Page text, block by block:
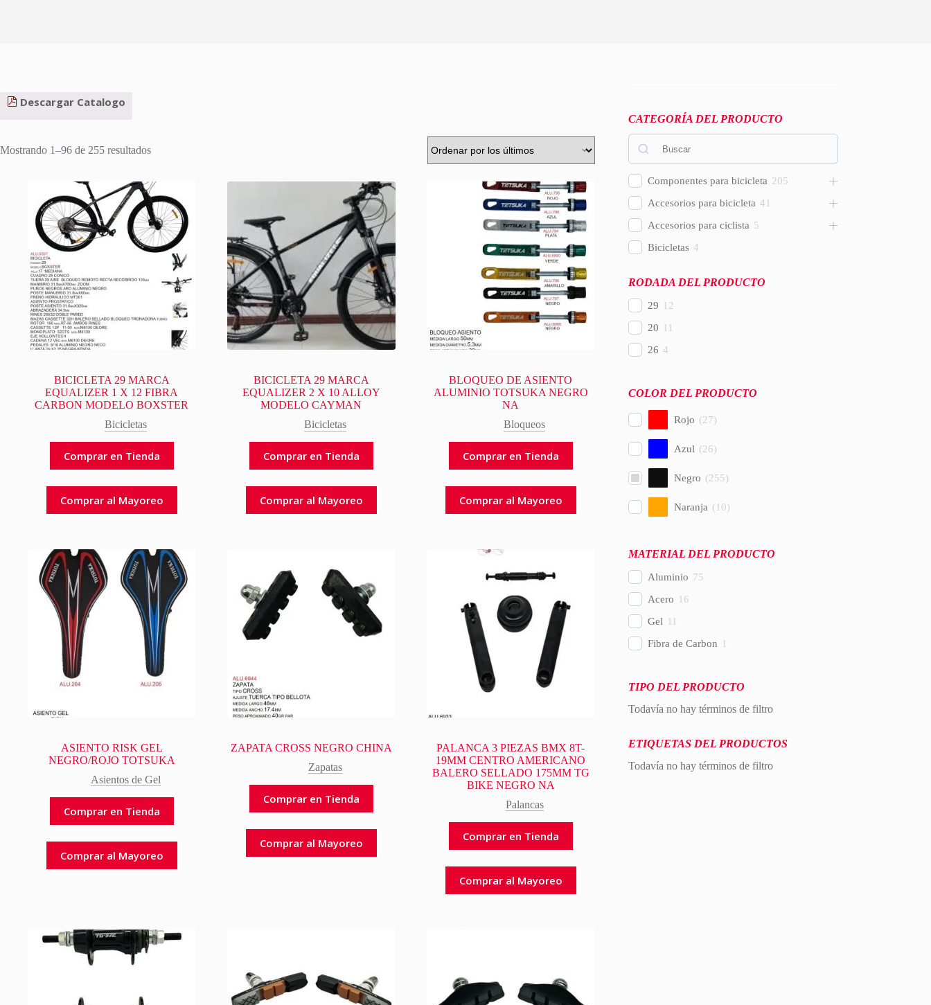
Descargar Catalogo
Mostrando 1–96 de 255 resultadosOrdenado
últimos
BICICLETA 29 MARCA
EQUALIZER 1 X 12 FIBRA
CARBON MODELO BOXSTER
Bicicletas
Comprar en Tienda
Comprar al Mayoreo
BICICLETA 29 MARCA
EQUALIZER 2 X 10 ALLOY
MODELO CAYMAN
Bicicletas
Comprar en Tienda
Comprar al Mayoreo
BLOQUEO DE ASIENTO
ALUMINIO TOTSUKA NEGRO
NA
Bloqueos
Comprar en Tienda
Comprar al Mayoreo
ASIENTO RISK GEL
NEGRO/ROJO TOTSUKA
Asientos de Gel
Comprar en Tienda
Comprar al Mayoreo
ZAPATA CROSS NEGRO CHINA
Zapatas
Comprar en Tienda
Comprar al Mayoreo
PALANCA 3 PIEZAS BMX 8T-
19MM CENTRO AMERICANO
BALERO SELLADO 175MM TG
BIKE NEGRO NA
Palancas
Comprar en Tienda
Comprar al Mayoreo
CATEGORÍA DEL PRODUCTO
Componentes para bicicleta 205
Accesorios para bicicleta 41
Accesorios para ciclista 5
Bicicletas 4
RODADA DEL PRODUCTO
29
12
20
11
26 4
COLOR DEL PRODUCTO
Rojo (27)
Azul (26)
Negro (255)
Naranja ( 10)
MATERIAL DEL PRODUCTO
Aluminio 75
Acero
16
Gel
11
Fibra de Carbon
1
TIPO DEL PRODUCTO
Todavía no hay términos de filtro
ETIQUETAS DEL PRODUCTOS
Todavía no hay términos de filtro